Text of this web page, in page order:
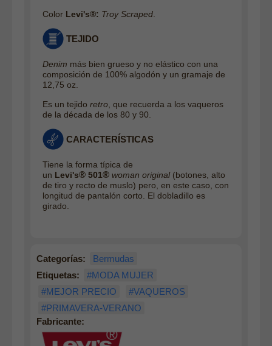
Color Levi's®: Troy Scraped
TEJIDO
Denim más bien grueso y no elástico con una
composición de 100% algodón y un gramaje de
12,75 oz.
Es un tejido retro , que recuerda a los vaqueros
de la década de los 80 y 90.
CARACTERÍSTICAS
Tiene la forma típica de
un Levi's® 501® woman original (botones, alto
de tiro y recto de muslo) pero, en este caso, con
longitud de pantalón corto. El dobladillo es
girado.
Categorías:
Bermudas
Etiquetas:
#MODA MUJER
#MEJOR PRECIO
#VAQUEROS
#PRIMAVERA-VERANO
Fabricante: